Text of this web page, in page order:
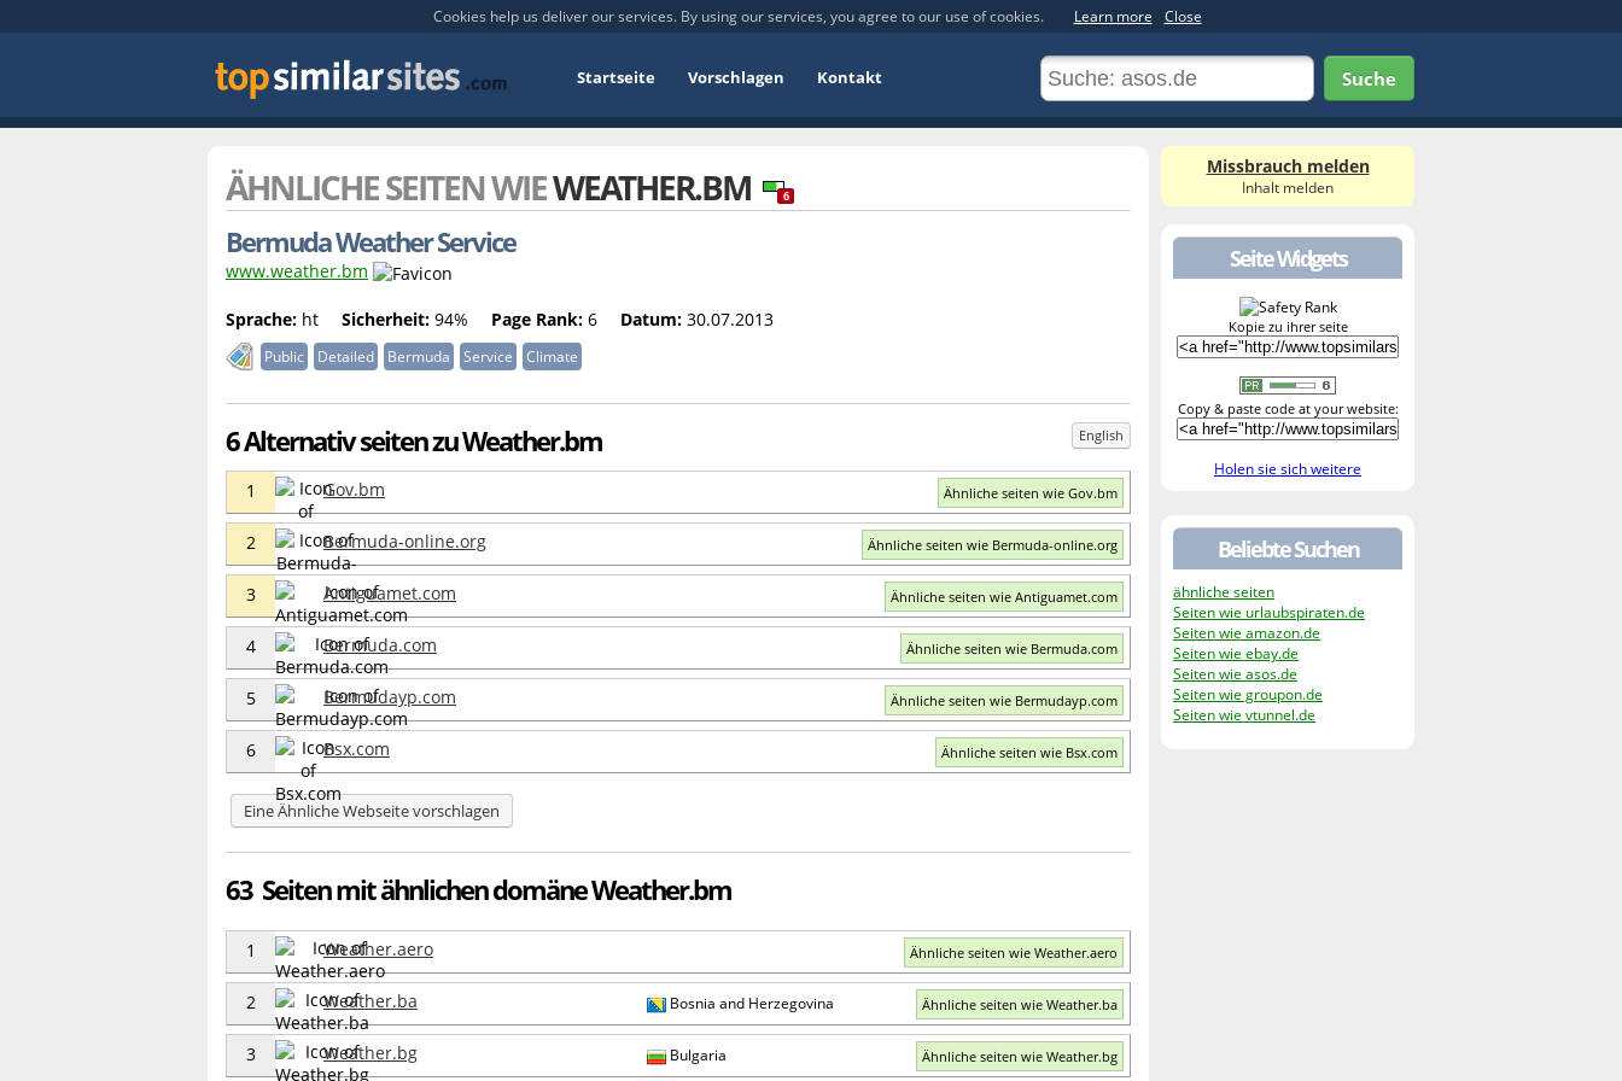
Cookies help us deliver our services. By using our services, you agree to our use of cookies. Learn more Close
Startseite Vorschlagen Kontakt Suche
ÄHNLICHE SEITEN WIEWEATHER.BM 6
Bermuda Weather Service
www.weather.bm
Sprache: ht Sicherheit: 94% Page Rank: 6 Datum: 30.07.2013
Public Detailed Bermuda Service Climate
6 Alternativ seiten zu Weather.bm English
1 Gov.bm Ähnliche seiten wie Gov.bm
2 Bermuda-online.org Ähnliche seiten wie Bermuda-online.org
3 Antiguamet.com Ähnliche seiten wie Antiguamet.com
4 Bermuda.com Ähnliche seiten wie Bermuda.com
5 Bermudayp.com Ähnliche seiten wie Bermudayp.com
6 Bsx.com Ähnliche seiten wie Bsx.com
Eine Ähnliche Webseite vorschlagen
63 Seiten mit ähnlichen domäne Weather.bm
1 Weather.aero Ähnliche seiten wie Weather.aero
2 Weather.ba Bosnia and Herzegovina Ähnliche seiten wie Weather.ba
3 Weather.bg Bulgaria Ähnliche seiten wie Weather.bg
Missbrauch melden
Inhalt melden
Seite Widgets
Kopie zu ihrer seite
Copy & paste code at your website:
Holen sie sich weitere
Beliebte Suchen
ähnliche seiten
Seiten wie urlaubspiraten.de
Seiten wie amazon.de
Seiten wie ebay.de
Seiten wie asos.de
Seiten wie groupon.de
Seiten wie vtunnel.de